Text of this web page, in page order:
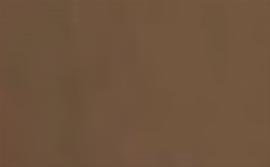
皆様の「健康」と「しあわせ」に
♪
若石健康教室しあわせ